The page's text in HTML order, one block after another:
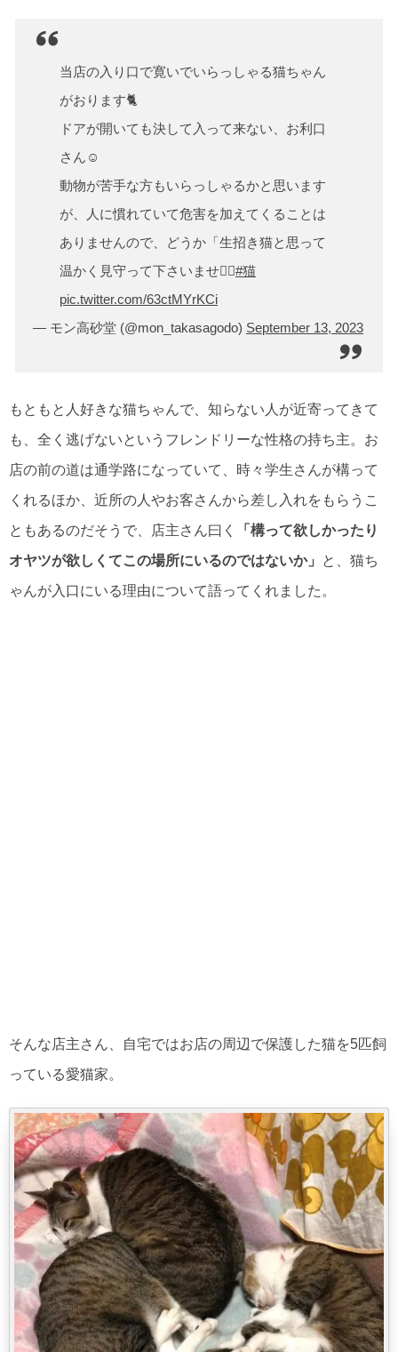
当店の入り口で寛いでいらっしゃる猫ちゃん
がおります🐈
ドアが開いても決して入って来ない、お利口
さん☺️
動物が苦手な方もいらっしゃるかと思います
が、人に慣れていて危害を加えてくることは
ありませんので、どうか「生招き猫と思って
温かく見守って下さいませ🙇‍♂️#猫
pic.twitter.com/63ctMYrKCi
— モン高砂堂 (@mon_takasagodo) September 13, 2023
もともと人好きな猫ちゃんで、知らない人が近寄ってきて
も、全く逃げないというフレンドリーな性格の持ち主。お
店の前の道は通学路になっていて、時々学生さんが構って
くれるほか、近所の人やお客さんから差し入れをもらうこ
ともあるのだそうで、店主さん曰く
「構って欲しかったり
オヤツが欲しくてこの場所にいるのではないか」
と、猫ち
ゃんが入口にいる理由について語ってくれました。
そんな店主さん、自宅ではお店の周辺で保護した猫を5匹飼
っている愛猫家。